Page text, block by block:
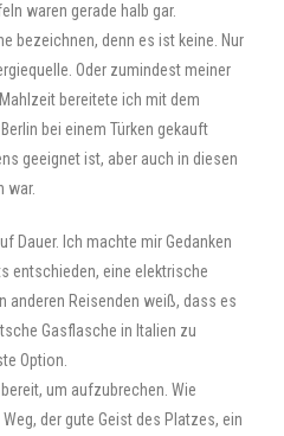
waren gerade halb gar.
bezeichnen, denn es ist keine. Nur
Oder zumindest meiner
bereitete ich mit dem
bei einem Türken gekauft
geeignet ist, aber auch in diesen
war.
Dauer. Ich machte mir Gedanken
entschieden, eine elektrische
anderen Reisenden weiß, dass es
Gasflasche in Italien zu
Option.
um aufzubrechen. Wie
der gute Geist des Platzes, ein